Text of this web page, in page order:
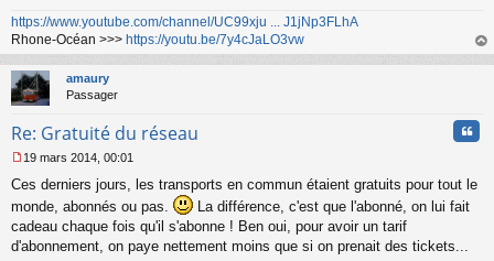
g
e
n
o
n
l
https://www.youtube.com/channel/UC99xju ... J1jNp3FLhA
Rhone-Océan >>> https://youtu.be/7y4cJaLO3vw
au
amaury
Passager
Re: Gratuité du réseau
e
s
a
g
19 mars 2014, 00:01
Ces derniers jours, les transports en commun étaient gratuits pour tout le
monde, abonnés ou pas.
La différence, c'est que l'abonné, on lui fait
cadeau chaque fois qu'il s'abonne ! Ben oui, pour avoir un tarif
d'abonnement, on paye nettement moins que si on prenait des tickets...